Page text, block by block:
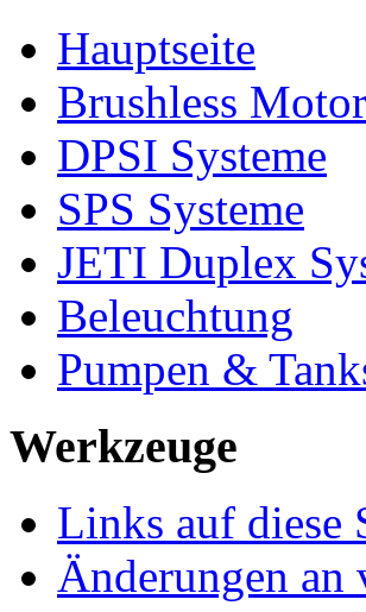
Hauptseite
Brushless
DPSI Systeme
SPS Systeme
JETI Duplex
Beleuchtung
Pumpen &
Werkzeuge
Links auf diese
Änderungen an